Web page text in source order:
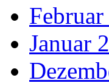
Januar